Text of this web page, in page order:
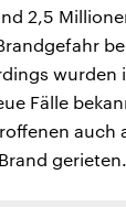
2,5
wurden
Fälle
auch
gerieten.